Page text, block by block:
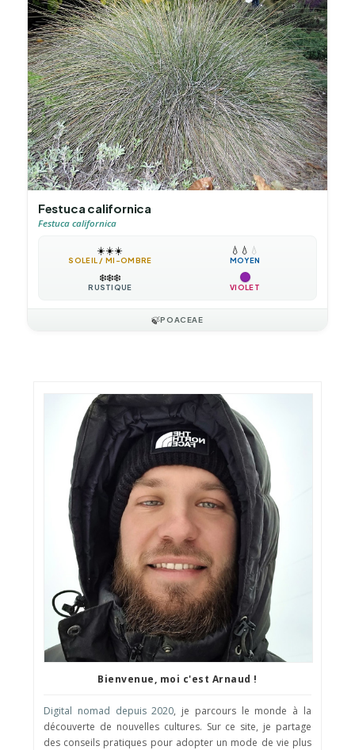
Festuca californica
Festuca californica
☀️☀️☀️
SOLEIL / MI-OMBRE
💧 💧 💧
MOYEN
❄️❄️❄️
RUSTIQUE VIOLET
🍃POACEAE
Bienvenue, moi c'est Arnaud !
Digital nomad depuis 2020, je parcours le monde à la
découverte de nouvelles cultures. Sur ce site, je partage
des conseils pratiques pour adopter un mode de vie plus